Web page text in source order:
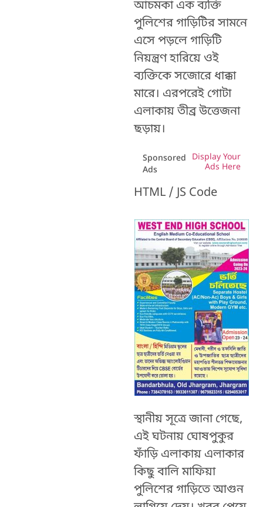
আচমকা এক ব্যক্তি
পুলিশের গাড়িটির সামনে
এসে পড়লে গাড়িটি
নিয়ন্ত্রণ হারিয়ে ওই
ব্যক্তিকে সজোরে ধাক্কা
মারে। এরপরেই গোটা
এলাকায় তীব্র উত্তেজনা
ছড়ায়।
Sponsored
Ads
Display Your
Ads Here
HTML / JS Code
স্থানীয় সূত্রে জানা গেছে,
এই ঘটনায় ঘোষপুকুর
ফাঁড়ি এলাকায় এলাকার
কিছু বালি মাফিয়া
পুলিশের গাড়িতে আগুন